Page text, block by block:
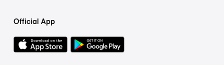
Official App